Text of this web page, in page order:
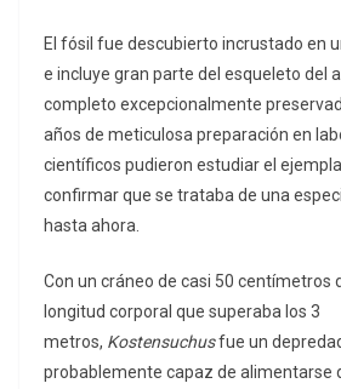
El fósil fue descubierto incrustado en
e incluye gran parte del esqueleto del
completo excepcionalmente
años de meticulosa preparación en
científicos pudieron estudiar el
confirmar que se trataba de una
hasta ahora.
Con un cráneo de casi 50 centímetros
longitud corporal que superaba los 3
metros, Kostensuchusfue un
probablemente capaz de alimentarse